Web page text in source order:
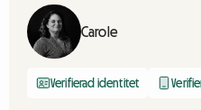
Carole
Verifierad identitet